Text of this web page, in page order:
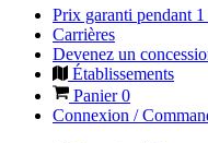
Prix garanti pendant 1
Carrières
Devenez un
Établissements
Panier0
Connexion /